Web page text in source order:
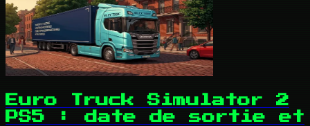
Euro Truck Simulator 2
PS5 : date de sortie et